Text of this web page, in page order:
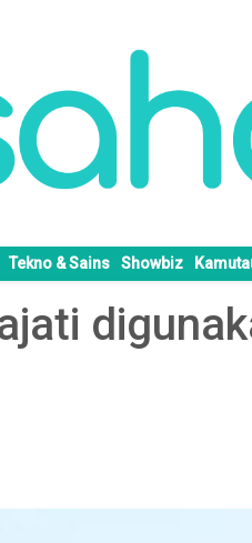
Tekno & Sains Showbiz